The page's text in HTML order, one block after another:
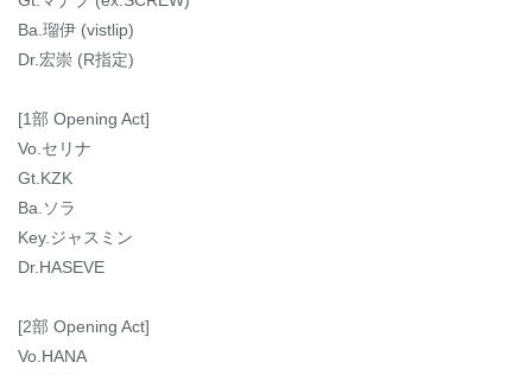
Ba.瑠伊 (vistlip)
Dr.宏崇 (R指定)
[1部 Opening Act]
Vo.セリナ
Gt.KZK
Ba.ソラ
Key.ジャスミン
Dr.HASEVE
[2部 Opening Act]
Vo.HANA